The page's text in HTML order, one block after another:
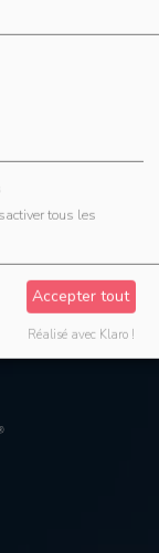
tous les
Accepter tout
Réalisé avec Klaro !